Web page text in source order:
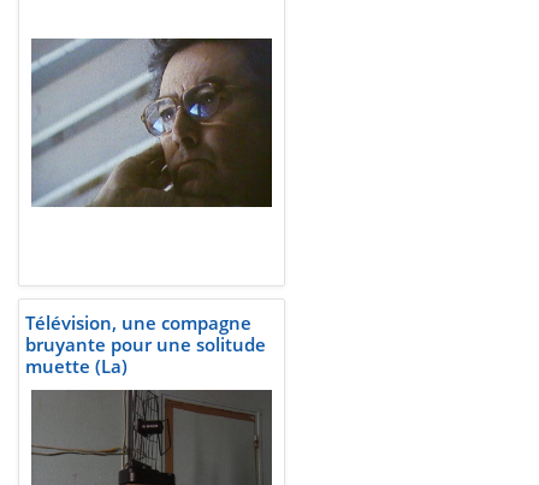
Télévision, une compagne
bruyante pour une solitude
muette (La)